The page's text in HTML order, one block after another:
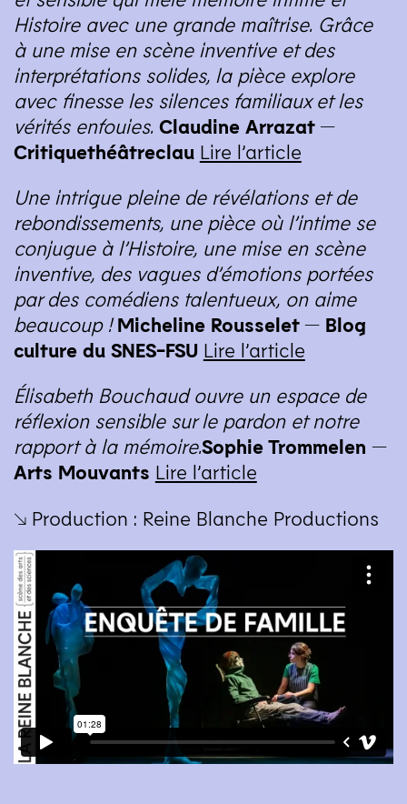
Histoire avec une grande maîtrise. Grâce
à une mise en scène inventive et des
interprétations solides, la pièce explore
avec finesse les silences familiaux et les
vérités enfouies. Claudine Arrazat —
Critiquethéâtreclau Lire l’article
Une intrigue pleine de révélations et de
rebondissements, une pièce où l’intime se
conjugue à l’Histoire, une mise en scène
inventive, des vagues d’émotions portées
par des comédiens talentueux, on aime
beaucoup !Micheline Rousselet — Blog
culture du SNES-FSU Lire l’article
Élisabeth Bouchaud ouvre un espace de
réflexion sensible sur le pardon et notre
rapport à la mémoire.Sophie Trommelen —
Arts Mouvants Lire l’article
↘ Production : Reine Blanche Productions